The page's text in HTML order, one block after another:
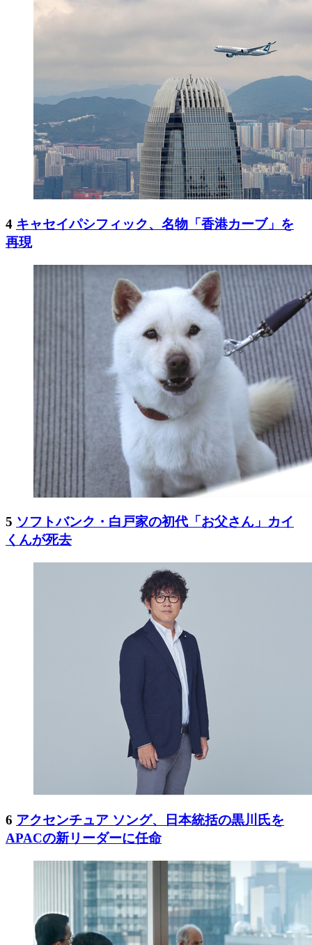
4 キャセイパシフィック、名物「香港カーブ」を
再現
5 ソフトバンク・白戸家の初代「お父さん」カイ
くんが死去
6 アクセンチュア ソング、日本統括の黒川氏を
APACの新リーダーに任命